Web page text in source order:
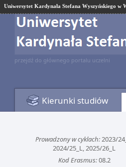
Uniwersytet Kardynała Stefana Wyszyńskiego w
przejdź do głównego portalu uczelni
Kierunki studiów
Prowadzony w cyklach:2023/
2024/25_L, 2025/26_L
Kod Erasmus:08.2